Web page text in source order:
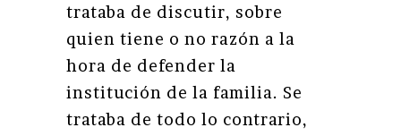
trataba de discutir, sobre
quien tiene o no razón a la
hora de defender la
institución de la familia. Se
trataba de todo lo contrario,